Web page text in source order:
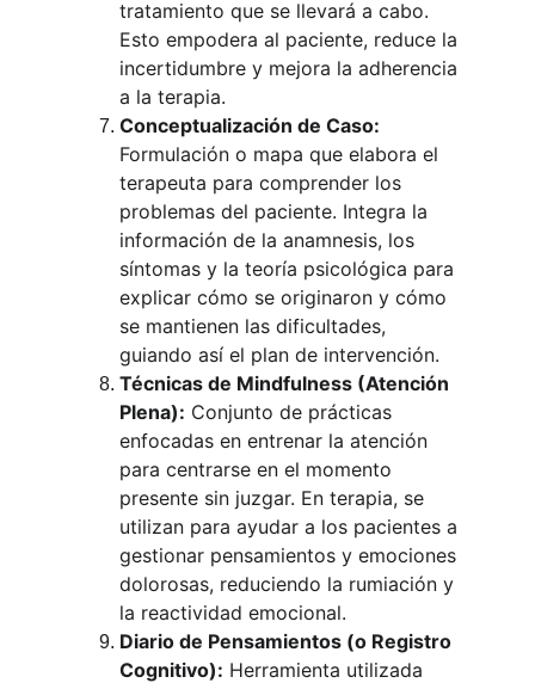
tratamiento que se llevará a cabo.
Esto empodera al paciente, reduce la
incertidumbre y mejora la adherencia
a la terapia.
Conceptualización de Caso:
Formulación o mapa que elabora el
terapeuta para comprender los
problemas del paciente. Integra la
información de la anamnesis, los
síntomas y la teoría psicológica para
explicar cómo se originaron y cómo
se mantienen las dificultades,
guiando así el plan de intervención.
Técnicas de Mindfulness (Atención
Plena): Conjunto de prácticas
enfocadas en entrenar la atención
para centrarse en el momento
presente sin juzgar. En terapia, se
utilizan para ayudar a los pacientes a
gestionar pensamientos y emociones
dolorosas, reduciendo la rumiación y
la reactividad emocional.
Diario de Pensamientos (o Registro
Cognitivo): Herramienta utilizada